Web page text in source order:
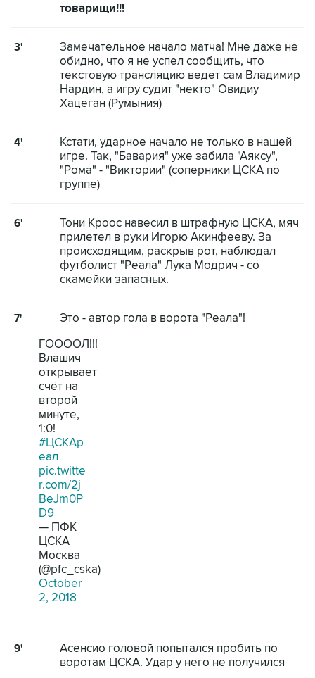
товарищи!!!
3'
Замечательное начало матча! Мне даже не
обидно, что я не успел сообщить, что
текстовую трансляцию ведет сам Владимир
Нардин, а игру судит "некто" Овидиу
Хацеган (Румыния)
4'
Кстати, ударное начало не только в нашей
игре. Так, "Бавария" уже забила "Аяксу",
"Рома" - "Виктории" (соперники ЦСКА по
группе)
6'
Тони Кроос навесил в штрафную ЦСКА, мяч
прилетел в руки Игорю Акинфееву. За
происходящим, раскрыв рот, наблюдал
футболист "Реала" Лука Модрич - со
скамейки запасных.
7'
Это - автор гола в ворота "Реала"!
ГООООЛ!!!
Влашич
открывает
счёт на
второй
минуте,
1:0!
#ЦСКАр
еал
pic.twitte
r.com/2j
BeJm0P
D9
— ПФК
ЦСКА
Москва
(@pfc_cska)
October
2, 2018
9'
Асенсио головой попытался пробить по
воротам ЦСКА. Удар у него не получился